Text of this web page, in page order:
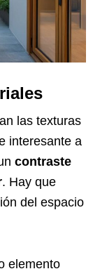
las texturas
interesante a
contraste
. Hay que
del espacio
elemento